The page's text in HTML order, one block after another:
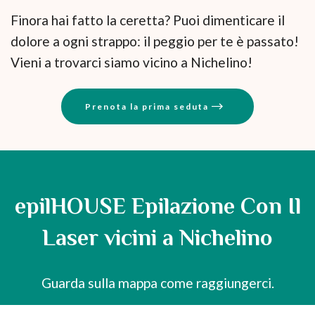
Finora hai fatto la ceretta? Puoi dimenticare il
dolore a ogni strappo: il peggio per te è passato!
Vieni a trovarci siamo vicino a Nichelino!
Prenota la prima seduta
epilHOUSE Epilazione Con Il
Laser vicini a Nichelino
Guarda sulla mappa come raggiungerci.